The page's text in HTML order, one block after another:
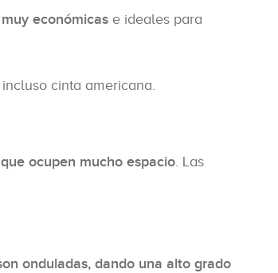
muy económicas e ideales para
cinta americana.
ocupen mucho espacio. Las
onduladas, dando una alto grado